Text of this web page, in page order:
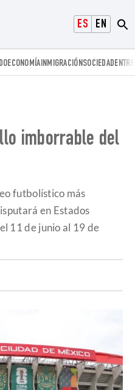
ESPAÑOLENGLISH
ECONOMÍAINMIGRACIÓNSOCIEDAD
imborrable del
futbolístico más
en Estados
11 de junio al 19 de